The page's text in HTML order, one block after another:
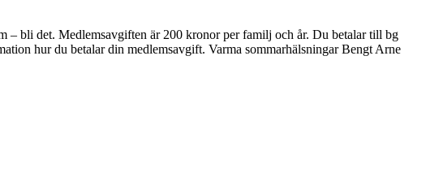
– bli det. Medlemsavgiften är 200 kronor per familj och år. Du betalar till bg
hur du betalar din medlemsavgift. Varma sommarhälsningar Bengt Arne